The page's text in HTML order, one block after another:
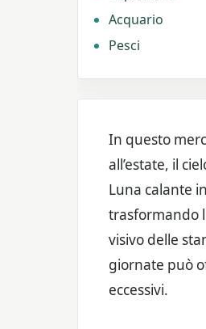
Acquario
Pesci
In questo
all’estate, il
Luna calante
trasformando
visivo delle
giornate può
eccessivi.